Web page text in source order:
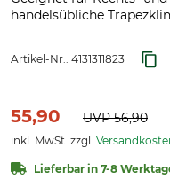
handelsübliche
Artikel-Nr.: 4131311823
55,90 UVP56,90
inkl. MwSt. zzgl.
Lieferbar in 7-8